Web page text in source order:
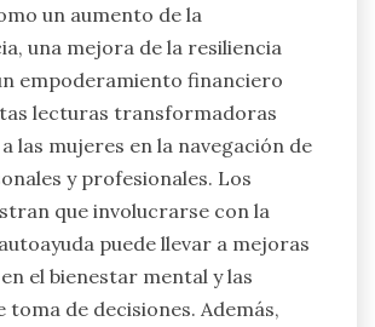
un aumento de la
una mejora de la resiliencia
empoderamiento financiero
lecturas transformadoras
las mujeres en la navegación de
y profesionales. Los
que involucrarse con la
puede llevar a mejoras
el bienestar mental y las
toma de decisiones. Además,